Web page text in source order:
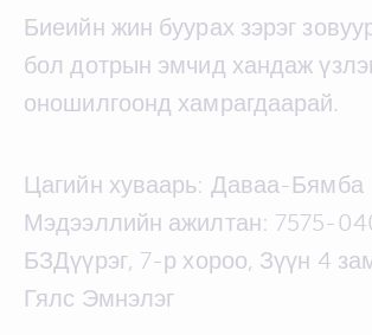
Биеийн жин буурах зэрэг
бол дотрын эмчид хандаж
оношилгоонд хамрагдаарай.
Цагийн хуваарь: Даваа-Бямба
Мэдээллийн ажилтан: 7575-
БЗДүүрэг, 7-р хороо, Зүүн 4
Гялс Эмнэлэг